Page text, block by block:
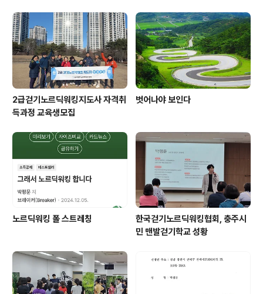
2급걷기노르딕워킹지도사 자격취
득과정 교육생모집
벗어나야 보인다
노르딕워킹 폴 스트레칭
한국걷기노르딕워킹협회, 충주시
민 맨발걷기학교 성황